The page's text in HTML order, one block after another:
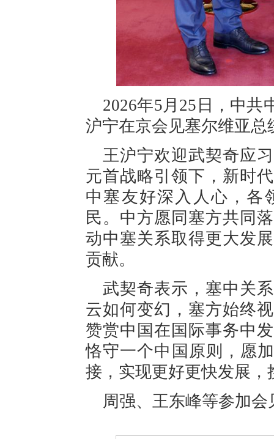
2026年5月25日，中共
沪宁在京会见塞尔维亚总
王沪宁欢迎武契奇应
元首战略引领下，新时
中塞友好深入人心，各
民。中方愿同塞方共同
动中塞关系取得更大发
贡献。
武契奇表示，塞中关
云如何变幻，塞方始终
赞赏中国在国际事务中
恪守一个中国原则，愿
接，实现更好更快发展
周强、王东峰等参加会